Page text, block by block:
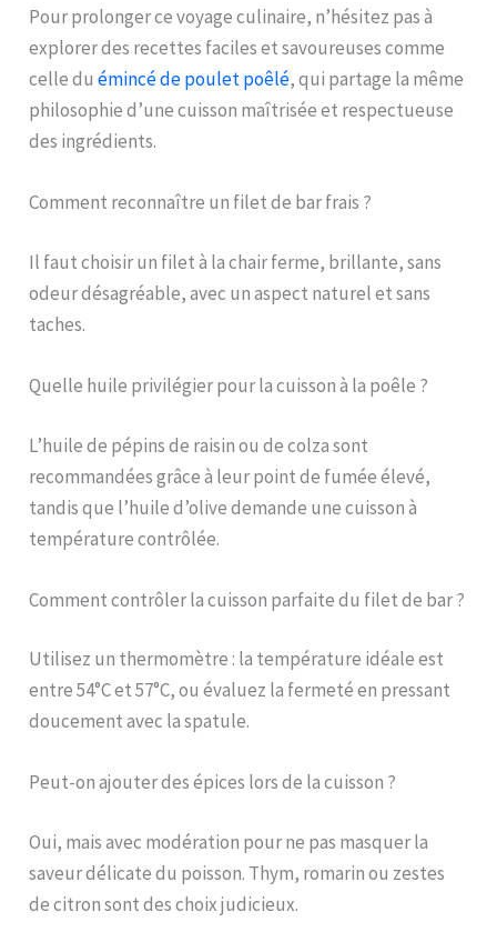
Pour prolonger ce voyage culinaire, n’hésitez pas à
explorer des recettes faciles et savoureuses comme
celle duémincé de poulet poêlé, qui partage la même
philosophie d’une cuisson maîtrisée et respectueuse
des ingrédients.
Comment reconnaître un filet de bar frais ?
Il faut choisir un filet à la chair ferme, brillante, sans
odeur désagréable, avec un aspect naturel et sans
taches.
Quelle huile privilégier pour la cuisson à la poêle ?
L’huile de pépins de raisin ou de colza sont
recommandées grâce à leur point de fumée élevé,
tandis que l’huile d’olive demande une cuisson à
température contrôlée.
Comment contrôler la cuisson parfaite du filet de bar ?
Utilisez un thermomètre : la température idéale est
entre 54°C et 57°C, ou évaluez la fermeté en pressant
doucement avec la spatule.
Peut-on ajouter des épices lors de la cuisson ?
Oui, mais avec modération pour ne pas masquer la
saveur délicate du poisson. Thym, romarin ou zestes
de citron sont des choix judicieux.